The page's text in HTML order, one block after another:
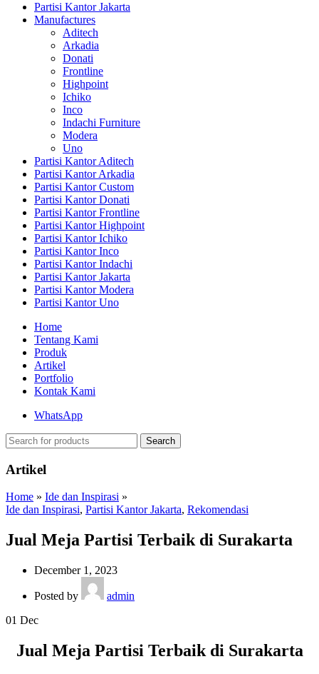
Partisi Kantor Jakarta
Manufactures
Aditech
Arkadia
Donati
Frontline
Highpoint
Ichiko
Inco
Indachi Furniture
Modera
Uno
Partisi Kantor Aditech
Partisi Kantor Arkadia
Partisi Kantor Custom
Partisi Kantor Donati
Partisi Kantor Frontline
Partisi Kantor Highpoint
Partisi Kantor Ichiko
Partisi Kantor Inco
Partisi Kantor Indachi
Partisi Kantor Jakarta
Partisi Kantor Modera
Partisi Kantor Uno
Home
Tentang Kami
Produk
Artikel
Portfolio
Kontak Kami
WhatsApp
Search
Artikel
Home » Ide dan Inspirasi »
Ide dan Inspirasi, Partisi Kantor Jakarta, Rekomendasi
Jual Meja Partisi Terbaik di Surakarta
December 1, 2023
Posted by
admin
01 Dec
Jual Meja Partisi Terbaik di Surakarta